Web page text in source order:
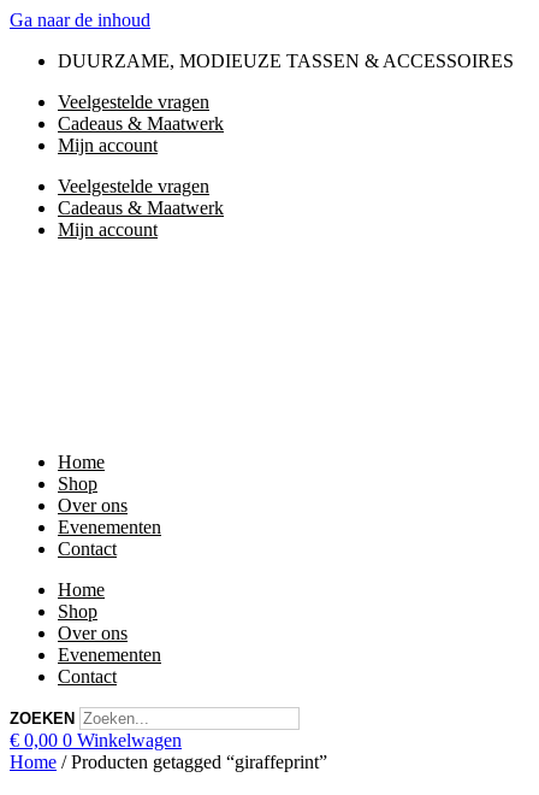
Ga naar de inhoud
DUURZAME, MODIEUZE TASSEN & ACCESSOIRES
Veelgestelde vragen
Cadeaus & Maatwerk
Mijn account
Veelgestelde vragen
Cadeaus & Maatwerk
Mijn account
Home
Shop
Over ons
Evenementen
Contact
Home
Shop
Over ons
Evenementen
Contact
ZOEKEN
€ 0,00 0 Winkelwagen
Home / Producten getagged “giraffeprint”